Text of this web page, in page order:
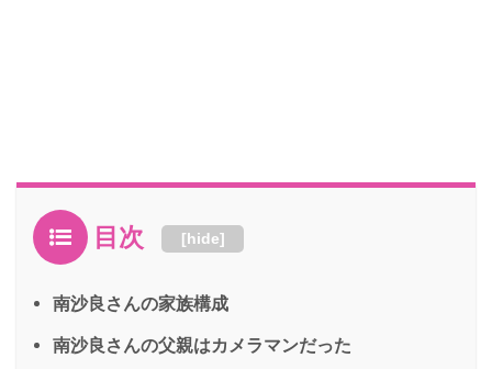
目次 [hide]
南沙良さんの家族構成
南沙良さんの父親はカメラマンだった